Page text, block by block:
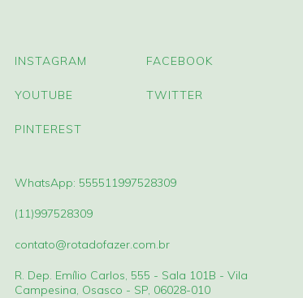
INSTAGRAM FACEBOOK
YOUTUBE TWITTER
PINTEREST
WhatsApp: 555511997528309
(11)997528309
contato@rotadofazer.com.br
R. Dep. Emílio Carlos, 555 - Sala 101B - Vila
Campesina, Osasco - SP, 06028-010